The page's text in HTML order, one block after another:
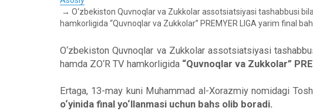
O‘zbekiston Quvnoqlar va Zukkolar assotsiatsiyasi tashabbusi
hamkorligida “Quvnoqlar va Zukkolar” PREMYER LIGA yarim final
O‘zbekiston Quvnoqlar va Zukkolar assotsiatsiyasi
hamda ZO‘R TV hamkorligida “Quvnoqlar va Zukkolar”
Ertaga, 13-may kuni Muhammad al-Xorazmiy nomidagi
o‘yinida final yo‘llanmasi uchun bahs olib boradi.